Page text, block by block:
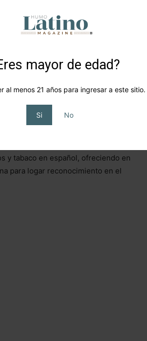
mayor de edad?
al menos 21 años para ingresar a este sitio.
Si No
con otros fumadores y lectores
información, conocimiento,
noticias y artículos de calidad
y tabaco en español, ofreciendo en
para logar reconocimiento en el